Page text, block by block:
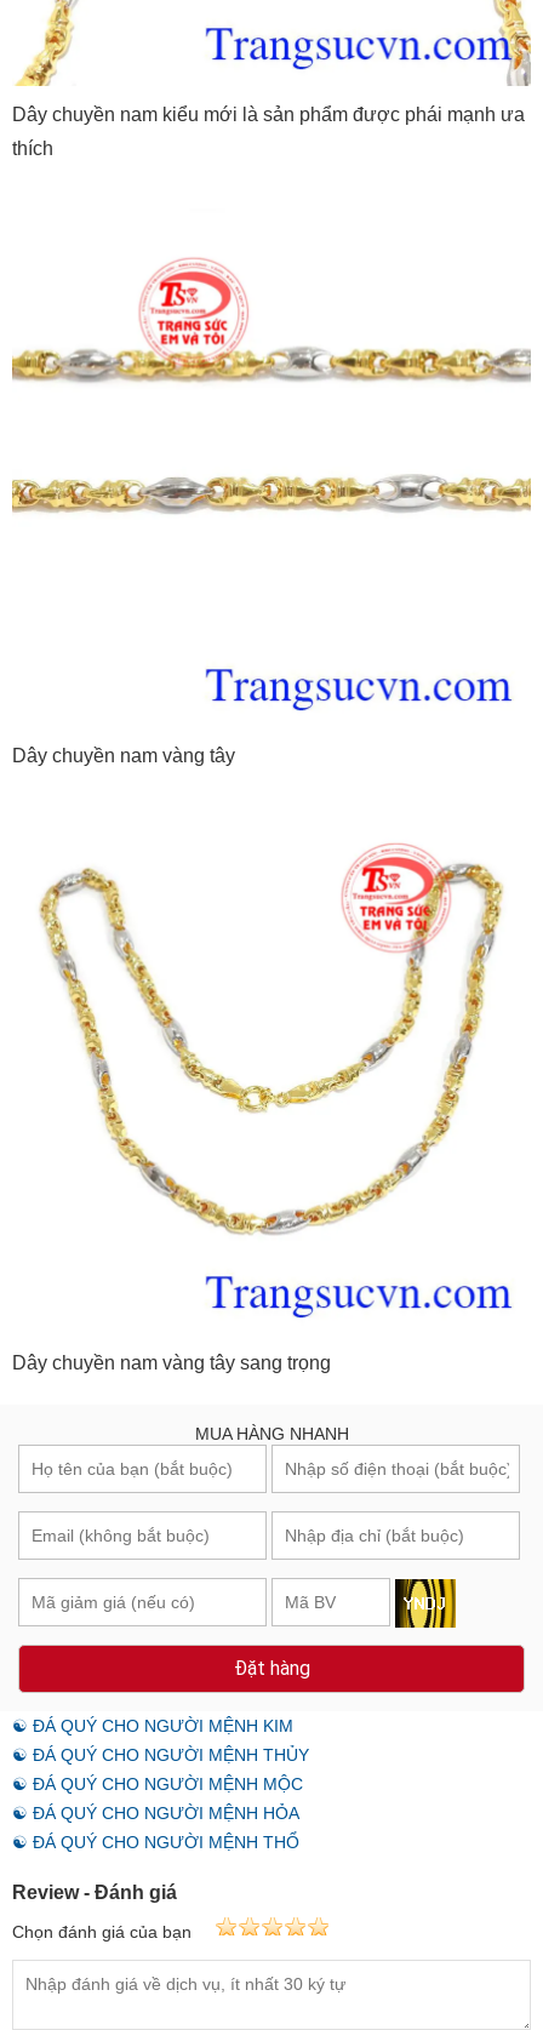
Dây chuyền nam kiểu mới là sản phẩm được phái mạnh ưa
thích
Dây chuyền nam vàng tây
Dây chuyền nam vàng tây sang trọng
MUA HÀNG NHANH
Đặt hàng
☯ ĐÁ QUÝ CHO NGƯỜI MỆNH KIM
☯ ĐÁ QUÝ CHO NGƯỜI MỆNH THỦY
☯ ĐÁ QUÝ CHO NGƯỜI MỆNH MỘC
☯ ĐÁ QUÝ CHO NGƯỜI MỆNH HỎA
☯ ĐÁ QUÝ CHO NGƯỜI MỆNH THỔ
Review - Đánh giá
Chọn đánh giá của bạn